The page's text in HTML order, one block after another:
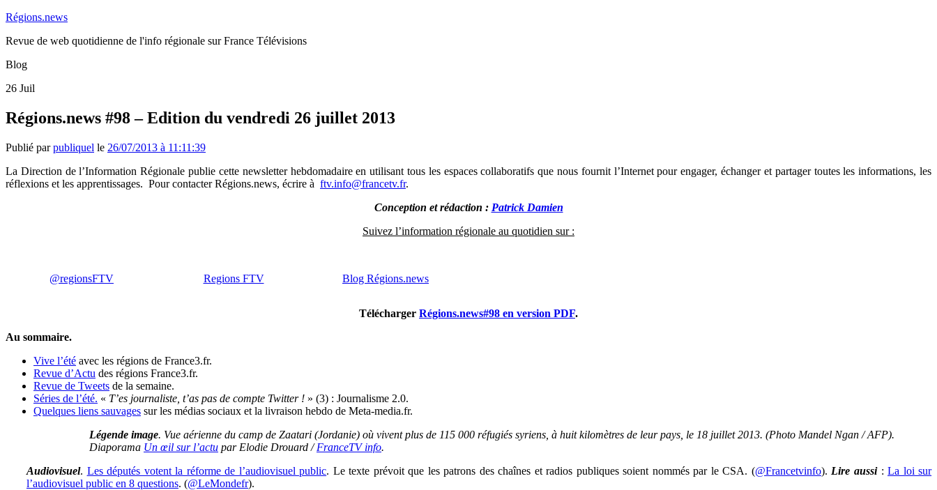
Régions.news
Revue de web quotidienne de l'info régionale sur France Télévisions
Blog
26 Juil
Régions.news #98 – Edition du vendredi 26 juillet 2013
Publié parpubliquel le 26/07/2013 à 11:11:39
La Direction de l’Information Régionale publie cette newsletter hebdomadaire en utilisant tous les espaces collaboratifs que nous fournit l’Internet pour engager, échanger et partager toutes les informations, les
réflexions et les apprentissages. Pour contacter Régions.news, écrire à ftv.info@francetv.fr.
Conception et rédaction : Patrick Damien
Suivez l’information régionale au quotidien sur :
@regionsFTV Regions FTV Blog Régions.news
Télécharger Régions.news#98 en version PDF.
Au sommaire.
Vive l’été avec les régions de France3.fr.
Revue d’Actu des régions France3.fr.
Revue de Tweets de la semaine.
Séries de l’été. « T’es journaliste, t’as pas de compte Twitter ! » (3) : Journalisme 2.0.
Quelques liens sauvages sur les médias sociaux et la livraison hebdo de Meta-media.fr.
Légende image. Vue aérienne du camp de Zaatari (Jordanie) où vivent plus de 115 000 réfugiés syriens, à huit kilomètres de leur pays, le 18 juillet 2013. (Photo Mandel Ngan / AFP).
Diaporama Un œil sur l’actu par Elodie Drouard /FranceTV info.
Audiovisuel. Les députés votent la réforme de l’audiovisuel public. Le texte prévoit que les patrons des chaînes et radios publiques soient nommés par le CSA. (@Francetvinfo). Lire aussi:La loi sur
l’audiovisuel public en 8 questions. (@LeMondefr).